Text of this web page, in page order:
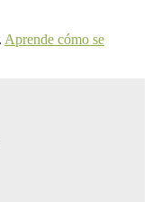
Aprende cómo se